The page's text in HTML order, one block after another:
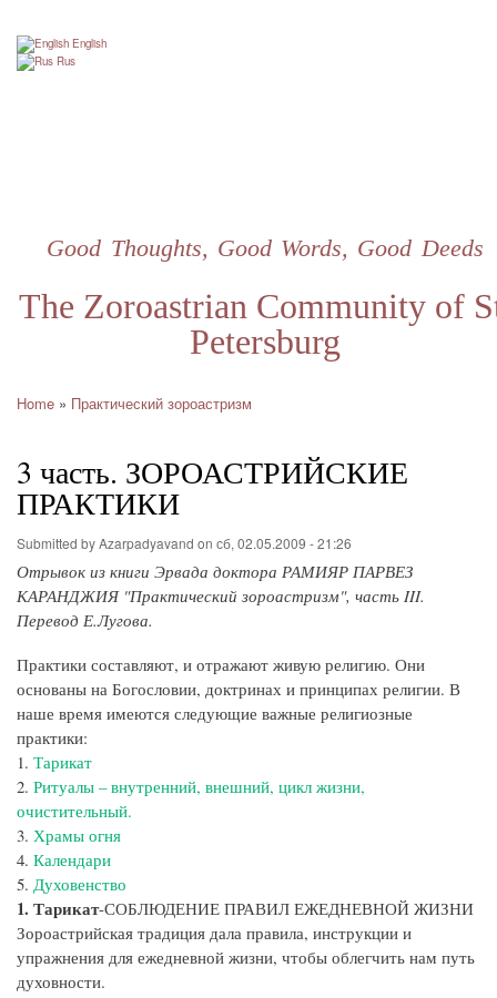
The Zoroastrian Community of
Petersburg
Good Thoughts, Good Words, Good Deeds
English
Rus
Home Практический зороастризм
3 часть. ЗОРОАСТРИЙСКИЕ
ПРАКТИКИ
Submitted byAzarpadyavand on сб, 02.05.2009 - 21:26
Отрывок из книги Эрвада доктора РАМИЯР ПАРВЕЗ
КАРАНДЖИЯ "Практический зороастризм", часть III.
Перевод Е.Лугова.
Практики составляют, и отражают живую религию. Они
основаны на Богословии, доктринах и принципах религии. В
наше время имеются следующие важные религиозные
практики:
1. Тарикат
2. Ритуалы – внутренний, внешний, цикл жизни,
очистительный.
3. Храмы огня
4. Календари
5. Духовенство
1. Тарикат-СОБЛЮДЕНИЕ ПРАВИЛ ЕЖЕДНЕВНОЙ ЖИЗНИ
Зороастрийская традиция дала правила, инструкции и
упражнения для ежедневной жизни, чтобы облегчить нам путь
духовности.